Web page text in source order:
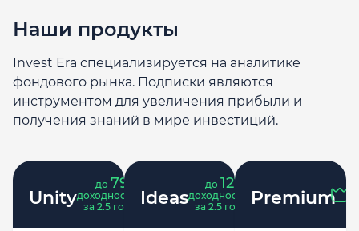
Наши продукты
Invest Era специализируется на аналитике
фондового рынка. Подписки являются
инструментом для увеличения прибыли и
получения знаний в мире инвестиций.
Unity
до 79
доходность
за 2.5 года
Ideas
до 121
доходность
за 2.5 года
Premium